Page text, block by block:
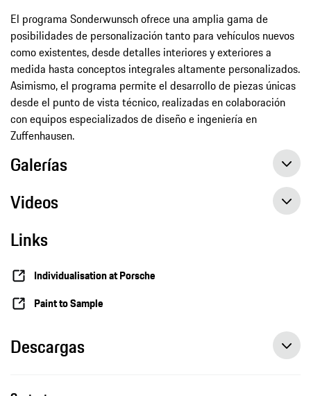
El programa Sonderwunsch ofrece una amplia gama de
posibilidades de personalización tanto para vehículos nuevos
como existentes, desde detalles interiores y exteriores a
medida hasta conceptos integrales altamente personalizados.
Asimismo, el programa permite el desarrollo de piezas únicas
desde el punto de vista técnico, realizadas en colaboración
con equipos especializados de diseño e ingeniería en
Zuffenhausen.
Galerías
Videos
Links
Individualisation at Porsche
Paint to Sample
Descargas